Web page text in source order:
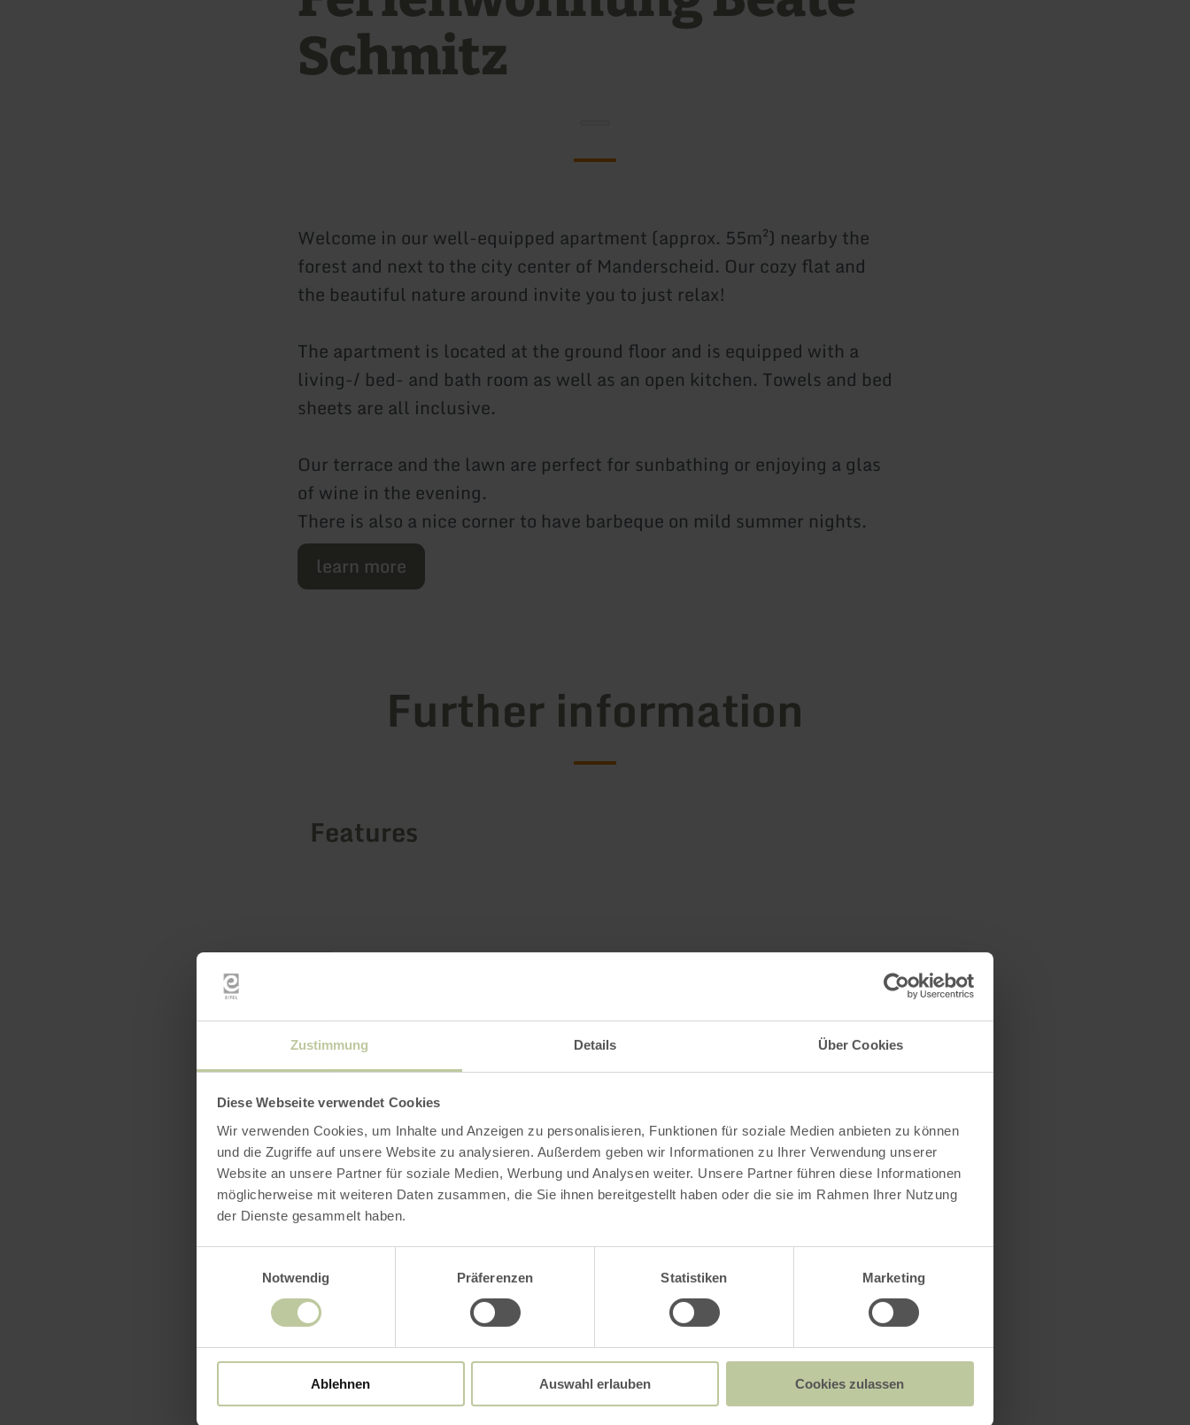
Zustimmung Details Über Cookies
Diese Webseite verwendet Cookies
Wir verwenden Cookies, um Inhalte und Anzeigen zu personalisieren, Funktionen für soziale Medien anbieten zu können
und die Zugriffe auf unsere Website zu analysieren. Außerdem geben wir Informationen zu Ihrer Verwendung unserer
Website an unsere Partner für soziale Medien, Werbung und Analysen weiter. Unsere Partner führen diese Informationen
möglicherweise mit weiteren Daten zusammen, die Sie ihnen bereitgestellt haben oder die sie im Rahmen Ihrer Nutzung
der Dienste gesammelt haben.
Notwendig
Präferenzen Statistiken Marketing
Ablehnen Auswahl erlauben Cookies zulassen
Schmitz
Welcome in our well-equipped apartment (approx. 55m²) nearby the
forest and next to the city center of Manderscheid. Our cozy flat and
the beautiful nature around invite you to just relax!
The apartment is located at the ground floor and is equipped with a
living-/ bed- and bath room as well as an open kitchen. Towels and bed
sheets are all inclusive.
Our terrace and the lawn are perfect for sunbathing or enjoying a glas
of wine in the evening.
There is also a nice corner to have barbeque on mild summer nights.
learn more
Further information
Features